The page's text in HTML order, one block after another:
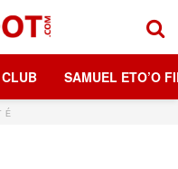
SAMUEL ETO’O